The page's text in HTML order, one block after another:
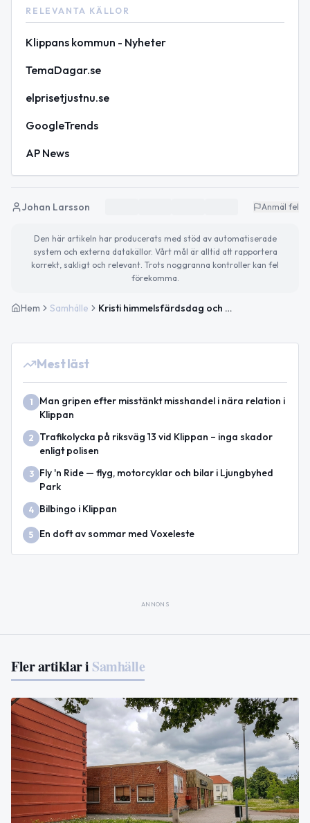
RELEVANTA KÄLLOR
Klippans kommun - Nyheter
TemaDagar.se
elprisetjustnu.se
GoogleTrends
AP News
Johan Larsson Anmäl fel
Den här artikeln har producerats med stöd av automatiserade
system och externa datakällor. Vårt mål är alltid att rapportera
korrekt, sakligt och relevant. Trots noggranna kontroller kan fel
förekomma.
Hem Samhälle Kristi himmelsfärdsdag och Folknykterhetens dag uppmärksammas
Mest läst
1
Man gripen efter misstänkt misshandel i nära relation i
Klippan
2
Trafikolycka på riksväg 13 vid Klippan – inga skador
enligt polisen
3
Fly 'n Ride — flyg, motorcyklar och bilar i Ljungbyhed
Park
4 Bilbingo i Klippan
5 En doft av sommar med Voxeleste
ANNONS
Fler artiklar i Samhälle